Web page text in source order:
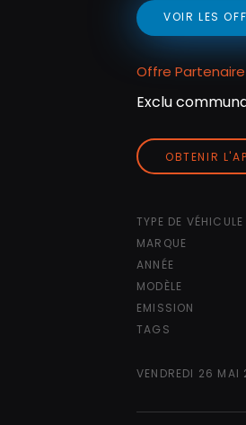
VOIR LES
Offre Partenaire
Exclu
OBTENIR
TYPE DE VÉHICULE
MARQUE
ANNÉE
MODÈLE
EMISSION
TAGS
VENDREDI 26 MAI